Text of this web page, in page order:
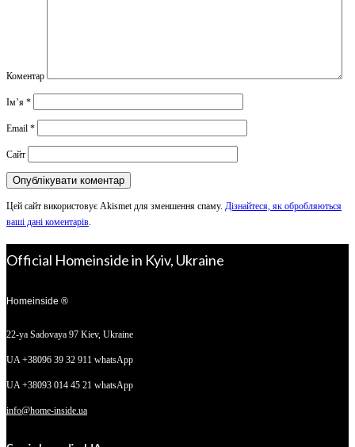
Коментар
Ім’я *
Email *
Сайт
Цей сайт використовує Akismet для зменшення спаму. Дізнайтеся, як обробляються
ваші дані коментарів.
Official Homeinside in Kyiv, Ukraine
Homeinside ®
22-ya Sadovaya 97 Kiev, Ukraine
UA +38096 39 32 911 whatsApp
UA +38093 014 45 21 whatsApp
info@home-inside.ua